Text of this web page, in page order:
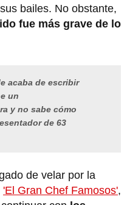
bailes. No obstante,
fue más grave de lo
acaba de escribir
un
y no sabe cómo
de 63
de velar por la
'El Gran Chef Famosos',